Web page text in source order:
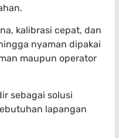
kalibrasi cepat, dan
nyaman dipakai
maupun operator
sebagai solusi
lapangan